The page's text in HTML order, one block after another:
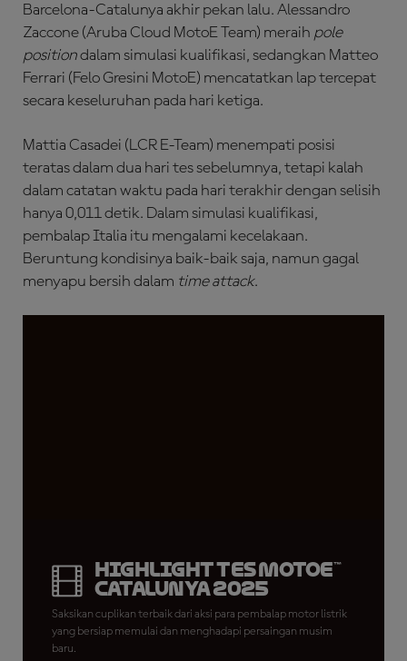
Barcelona-Catalunya akhir pekan lalu. Alessandro
Zaccone (Aruba Cloud MotoE Team) meraih pole
positiondalam simulasi kualifikasi, sedangkan Matteo
Ferrari (Felo Gresini MotoE) mencatatkan lap tercepat
secara keseluruhan pada hari ketiga.
Mattia Casadei (LCR E-Team) menempati posisi
teratas dalam dua hari tes sebelumnya, tetapi kalah
dalam catatan waktu pada hari terakhir dengan selisih
hanya 0,011 detik. Dalam simulasi kualifikasi,
pembalap Italia itu mengalami kecelakaan.
Beruntung kondisinya baik-baik saja, namun gagal
menyapu bersih dalam time attack.
Highlight Tes MotoE™
Catalunya 2025
Saksikan cuplikan terbaik dari aksi para pembalap motor listrik
yang bersiap memulai dan menghadapi persaingan musim
baru.